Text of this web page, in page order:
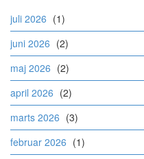
juli 2026 (1)
juni 2026 (2)
maj 2026 (2)
april 2026 (2)
marts 2026 (3)
februar 2026 (1)